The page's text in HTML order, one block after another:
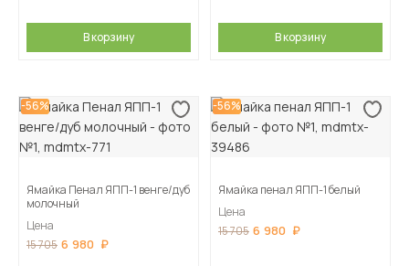
В корзину В корзину
-56%
Ямайка Пенал ЯПП-1 венге/дуб
молочный
Цена
15 705 6 980
-56%
Ямайка пенал ЯПП-1 белый
Цена
15 705 6 980